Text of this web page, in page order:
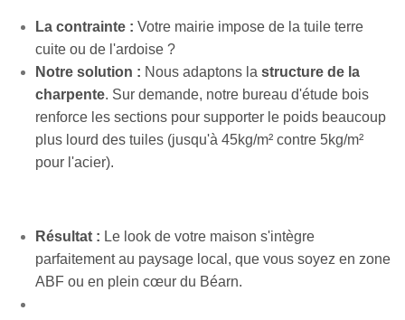
La contrainte : Votre mairie impose de la tuile terre
cuite ou de l'ardoise ?
Notre solution : Nous adaptons la structure de la
charpente. Sur demande, notre bureau d'étude bois
renforce les sections pour supporter le poids beaucoup
plus lourd des tuiles (jusqu'à 45kg/m² contre 5kg/m²
pour l'acier).
Résultat : Le look de votre maison s'intègre
parfaitement au paysage local, que vous soyez en zone
ABF ou en plein cœur du Béarn.